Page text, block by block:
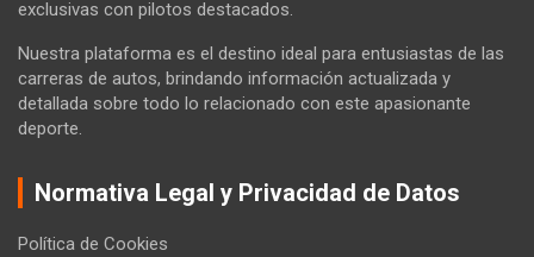
exclusivas con pilotos destacados.
Nuestra plataforma es el destino ideal para entusiastas de las
carreras de autos, brindando información actualizada y
detallada sobre todo lo relacionado con este apasionante
deporte.
Normativa Legal y Privacidad de Datos
Política de Cookies